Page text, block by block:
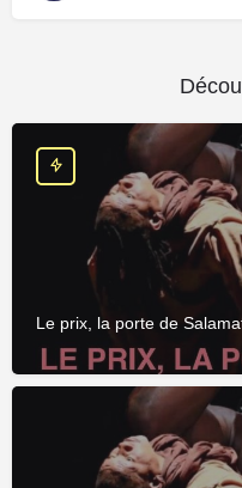
Le prix, la porte de